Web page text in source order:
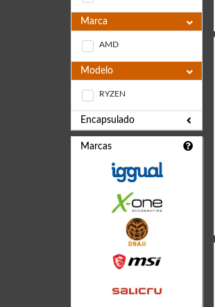
Marca
AMD
Modelo
RYZEN
Encapsulado
Marcas